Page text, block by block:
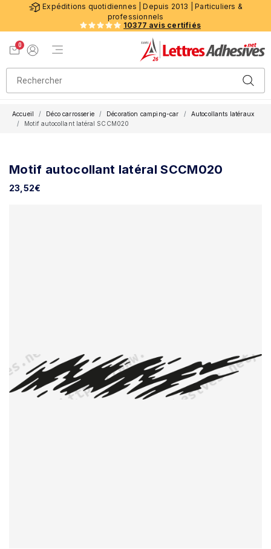
Expéditions quotidiennes | Depuis 2013 | Particuliers &
professionnels
10377 avis certifiés
0
Menu de navigation
Accueil Déco carrosserie Décoration camping-car
Autocollants latéraux
Motif autocollant latéral SCCM020
Motif autocollant latéral SCCM020
23,52€